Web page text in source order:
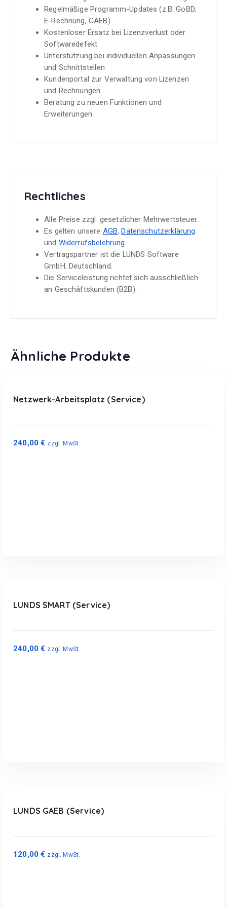
Regelmäßige Programm-Updates (z.B. GoBD,
E-Rechnung, GAEB)
Kostenloser Ersatz bei Lizenzverlust oder
Softwaredefekt
Unterstützung bei individuellen Anpassungen
und Schnittstellen
Kundenportal zur Verwaltung von Lizenzen
und Rechnungen
Beratung zu neuen Funktionen und
Erweiterungen
Rechtliches
Alle Preise zzgl. gesetzlicher Mehrwertsteuer.
Es gelten unsere AGB, Datenschutzerklärung
und Widerrufsbelehrung.
Vertragspartner ist die LUNDS Software
GmbH, Deutschland.
Die Serviceleistung richtet sich ausschließlich
an Geschäftskunden (B2B).
Ähnliche Produkte
Netzwerk-Arbeitsplatz (Service)
240,00€ zzgl. MwSt.
LUNDS SMART (Service)
240,00€ zzgl. MwSt.
LUNDS GAEB (Service)
120,00€ zzgl. MwSt.